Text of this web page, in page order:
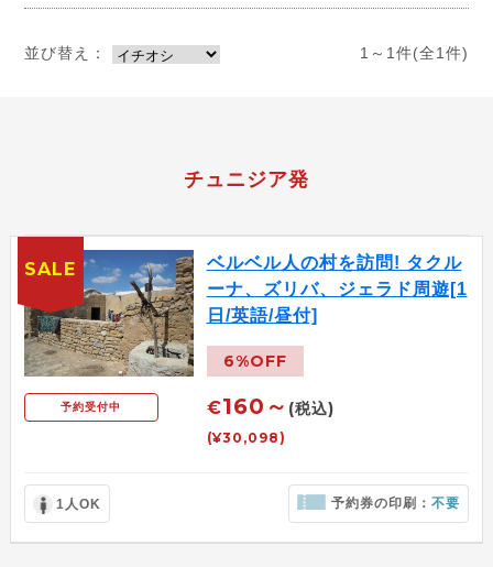
並び替え： 1～1件(全1件)
チュニジア発
予約受付中
ベルベル人の村を訪問! タクル
ーナ、ズリバ、ジェラド周遊[1
日/英語/昼付]
6%OFF
€160～ (税込)
(¥30,098)
1人OK 予約券の印刷：不要
SALE